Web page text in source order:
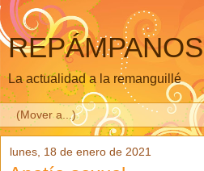
REPÁMPANOS
La actualidad a la remanguillé
lunes, 18 de enero de 2021